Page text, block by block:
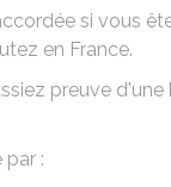
si vous
en France.
preuve
par :